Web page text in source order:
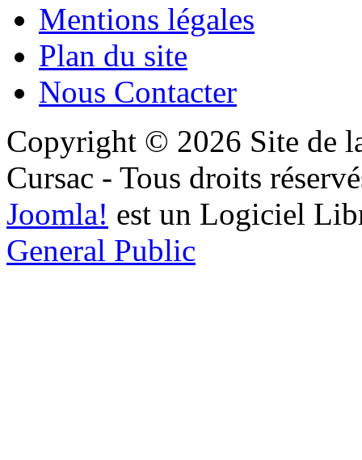
Mentions légales
Plan du site
Nous Contacter
Copyright © 2026 Site de
Cursac - Tous droits
Joomla! est un Logiciel
General Public